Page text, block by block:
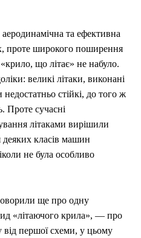
та ефективна
проте широкого поширення
що літає» не набуло.
великі літаки, виконані
стійкі, до того ж
Проте сучасні
літаками вирішили
класів машин
не була особливо
ще про одну
«літаючого крила», — про
від першої схеми, у цьому